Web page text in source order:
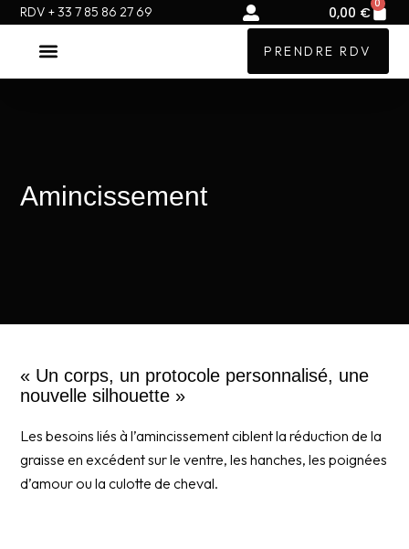
Aller
contenu
RDV + 33 7 85 86 27 69 0,00 €
0
PRENDRE RDV
Amincissement
« Un corps, un protocole personnalisé, une
nouvelle silhouette »
Les besoins liés à l’amincissement ciblent la réduction de la
graisse en excédent sur le ventre, les hanches, les poignées
d’amour ou la culotte de cheval.